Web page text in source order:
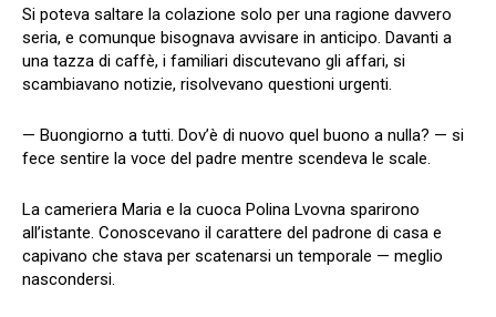
Si poteva saltare la colazione solo per una ragione davvero
seria, e comunque bisognava avvisare in anticipo. Davanti a
una tazza di caffè, i familiari discutevano gli affari, si
scambiavano notizie, risolvevano questioni urgenti.
— Buongiorno a tutti. Dov’è di nuovo quel buono a nulla? — si
fece sentire la voce del padre mentre scendeva le scale.
La cameriera Maria e la cuoca Polina Lvovna sparirono
all’istante. Conoscevano il carattere del padrone di casa e
capivano che stava per scatenarsi un temporale — meglio
nascondersi.